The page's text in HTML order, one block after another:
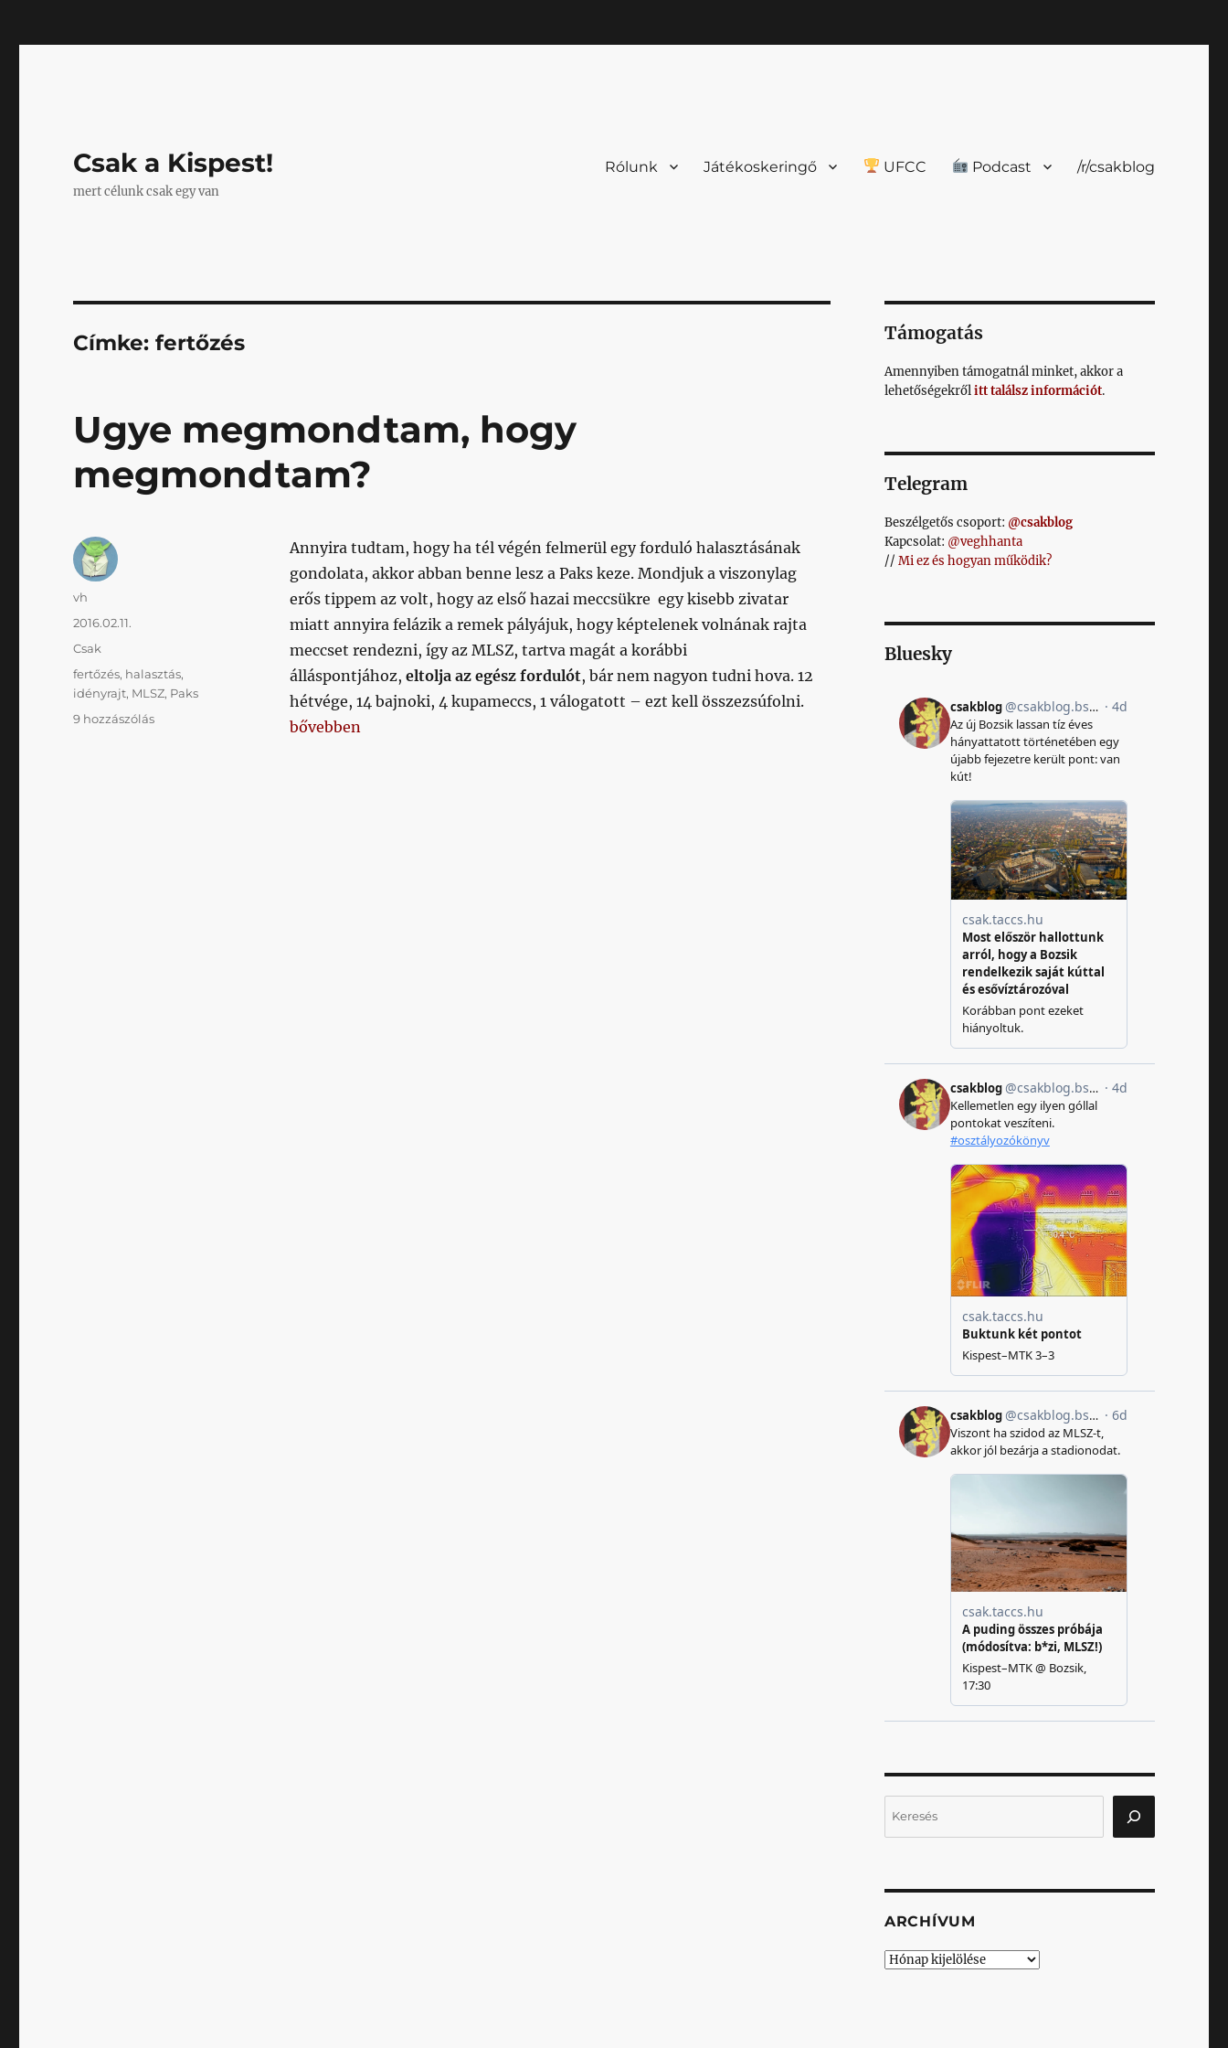
Csak a Kispest!
mert célunk csak egy van
Rólunk Játékoskeringő UFCC Podcast /r/csakblog
Címke:fertőzés
Ugye megmondtam, hogy
megmondtam?
Annyira tudtam, hogy ha tél végén felmerül egy forduló halasztásának
gondolata, akkor abban benne lesz a Paks keze. Mondjuk a viszonylag
erős tippem az volt, hogy az első hazai meccsükre egy kisebb zivatar
miatt annyira felázik a remek pályájuk, hogy képtelenek volnának rajta
meccset rendezni, így az MLSZ, tartva magát a korábbi
álláspontjához, eltolja az egész fordulót, bár nem nagyon tudni hova. 12
hétvége, 14 bajnoki, 4 kupameccs, 1 válogatott – ezt kell összezsúfolni.
„Ugye megmondtam, hogy megmondtam?”
bővebben
Szerző
vh
Közzétéve
2016.02.11.
Kategória
Csak
Címke
fertőzés, halasztás,
idényrajt, MLSZ, Paks
9 hozzászólásUgye
Támogatás
Amennyiben támogatnál minket, akkor a
lehetőségekrőlitt találsz információt.
Telegram
Beszélgetős csoport: @csakblog
Kapcsolat: @veghhanta
// Mi ez és hogyan működik?
Bluesky
ARCHÍVUM
Archívum